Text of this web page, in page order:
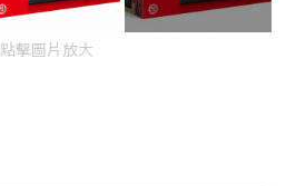
點擊圖片放大